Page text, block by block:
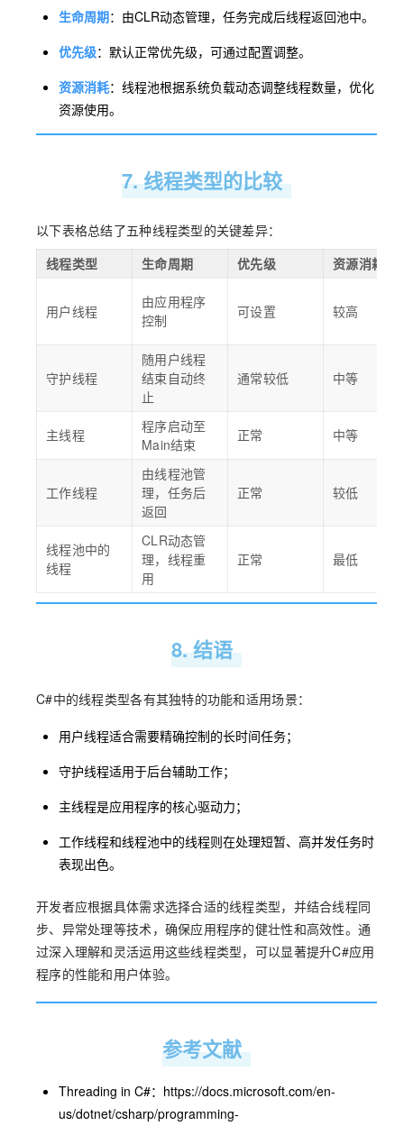
生命周期：由CLR动态管理，任务完成后线程返回池中。
优先级：默认正常优先级，可通过配置调整。
资源消耗：线程池根据系统负载动态调整线程数量，优化
资源使用。
7. 线程类型的比较
以下表格总结了五种线程类型的关键差异：
线程类型
生命周期 优先级 资源消耗
用户线程
由应用程序
控制
可设置 较高
守护线程
随用户线程
结束自动终
止
通常较低 中等
主线程
程序启动至
Main结束
正常 中等
工作线程
由线程池管
理，任务后
返回
正常 较低
线程池中的
线程
CLR动态管
理，线程重
用
正常 最低
8. 结语
C#中的线程类型各有其独特的功能和适用场景：
用户线程适合需要精确控制的长时间任务；
守护线程适用于后台辅助工作；
主线程是应用程序的核心驱动力；
工作线程和线程池中的线程则在处理短暂、高并发任务时
表现出色。
开发者应根据具体需求选择合适的线程类型，并结合线程同
步、异常处理等技术，确保应用程序的健壮性和高效性。通
过深入理解和灵活运用这些线程类型，可以显著提升C#应用
程序的性能和用户体验。
参考文献
Threading in C#：https://docs.microsoft.com/en-
us/dotnet/csharp/programming-